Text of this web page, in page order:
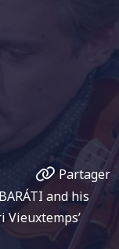
Partager
and his